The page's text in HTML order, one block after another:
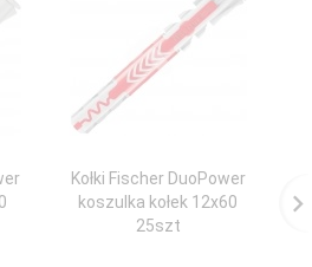
Kołki Fischer DuoPower
koszulka kołek 12x60
25szt